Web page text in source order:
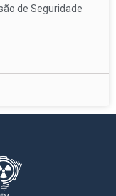
de Seguridade